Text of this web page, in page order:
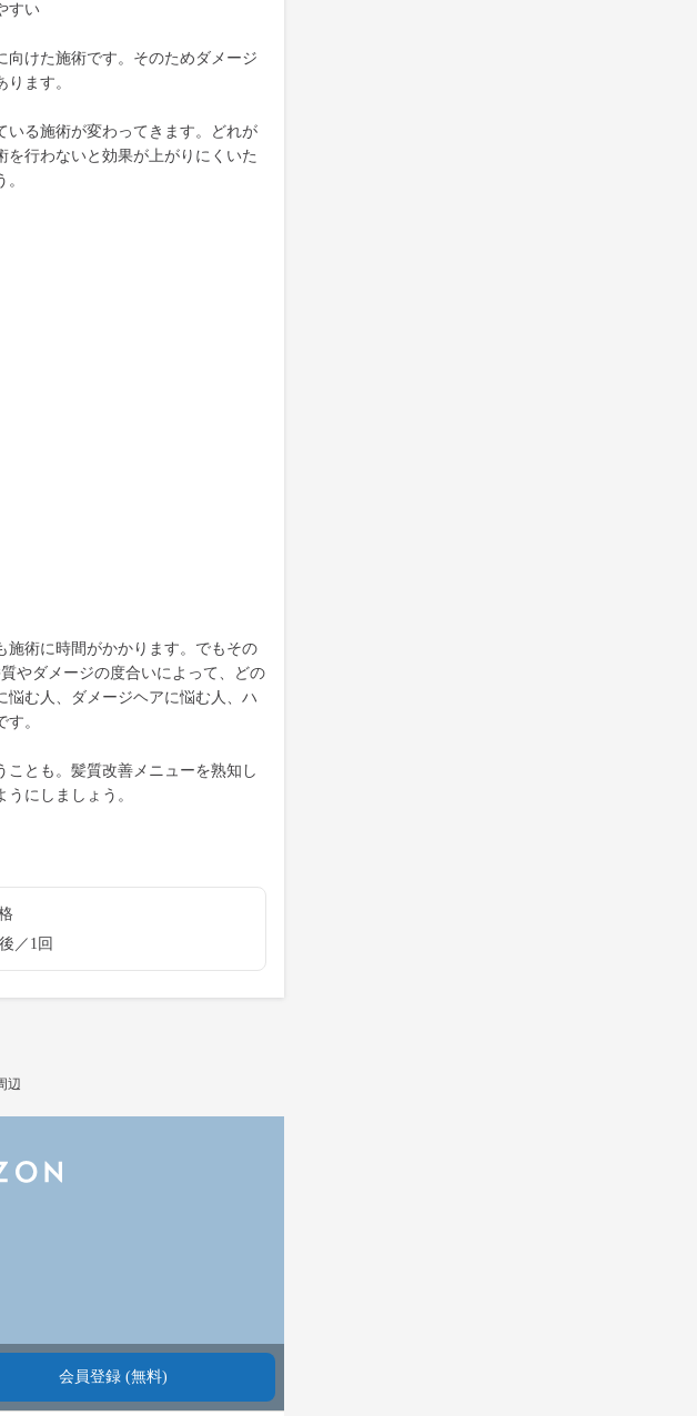
すい
けた施術です。そのためダメージ
ます。
いる施術が変わってきます。どれが
行わないと効果が上がりにくいた
施術に時間がかかります。でもその
やダメージの度合いによって、どの
む人、ダメージヘアに悩む人、ハ
。
とも。髪質改善メニューを熟知し
にしましょう。
／1回
会員登録 (無料)
辺